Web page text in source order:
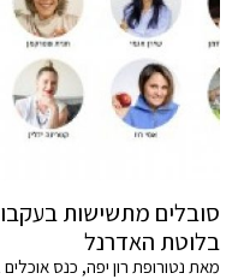
סובלים מתשישות
בלוטת האדרנל
מאת נטורופת רון יפה, כנס אוכלים